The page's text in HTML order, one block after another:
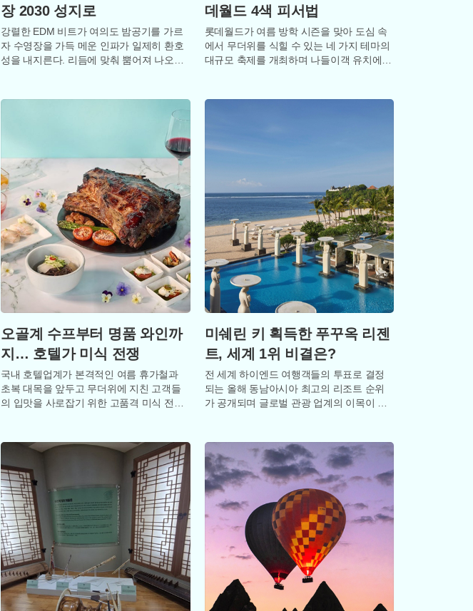
장 2030 성지로
강렬한 EDM 비트가 여의도 밤공기를 가르
자 수영장을 가득 메운 인파가 일제히 환호
성을 내지른다. 리듬에 맞춰 뿜어져 나오는
데월드 4색 피서법
롯데월드가 여름 방학 시즌을 맞아 도심 속
에서 무더위를 식힐 수 있는 네 가지 테마의
대규모 축제를 개최하며 나들이객 유치에
오골계 수프부터 명품 와인까
지… 호텔가 미식 전쟁
국내 호텔업계가 본격적인 여름 휴가철과
초복 대목을 앞두고 무더위에 지친 고객들
의 입맛을 사로잡기 위한 고품격 미식 전쟁
미쉐린 키 획득한 푸꾸옥 리젠
트, 세계 1위 비결은?
전 세계 하이엔드 여행객들의 투표로 결정
되는 올해 동남아시아 최고의 리조트 순위
가 공개되며 글로벌 관광 업계의 이목이 쏠